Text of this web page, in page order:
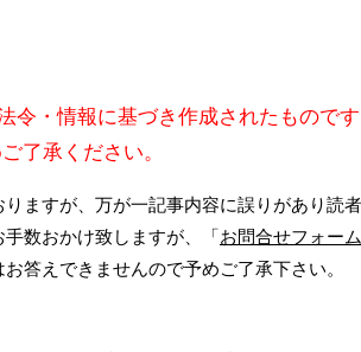
・情報に基づき作成されたものです
了承ください。
ますが、万が一記事内容に誤りがあり読
数おかけ致しますが、「お問合せフォーム
答えできませんので予めご了承下さい。